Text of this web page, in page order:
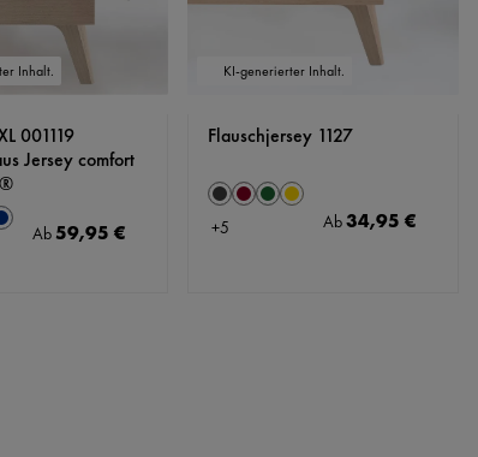
Inhalt.
001119
Jersey comfort
MarineRegulärer Preis:
Ab 59,95 €
KI-generierter Inhalt.
Flauschjersey 1127
Farbeauswählen
Anthrazit
Bordeaux
Jagdgrün
Sonne
+5 Regulärer Preis:
Ab34,95 €